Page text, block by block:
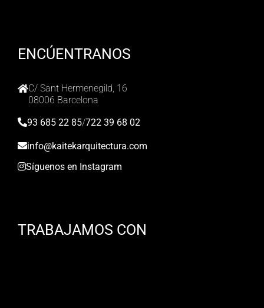
ENCÚENTRANOS
C/ Sant Hermenegild, 16
08006 Barcelona
93 685 22 85/722 39 68 02
info@kaitekarquitectura.com
Síguenos en Instagram
TRABAJAMOS CON